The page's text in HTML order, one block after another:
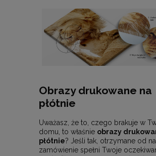
Obrazy drukowane na
płótnie
Uważasz, że to, czego brakuje w
domu, to właśnie obrazy
płótnie? Jeśli tak, otrzymane od
zamówienie spełni Twoje